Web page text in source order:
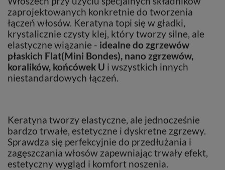
zaprojektowanych konkretnie do tworzenia
łączeń włosów. Keratyna topi się w gładki,
krystalicznie czysty klej, który tworzy silne, ale
elastyczne wiązanie - idealne do zgrzewów
płaskich Flat(Mini Bondes), nano zgrzewów,
koralików, końcówek U i wszystkich innych
niestandardowych łączeń.
Keratyna tworzy elastyczne, ale jednocześnie
bardzo trwałe, estetyczne i dyskretne zgrzewy.
Sprawdza się perfekcyjnie do przedłużania i
zagęszczania włosów zapewniając trwały efekt,
estetyczny wygląd i komfort noszenia.